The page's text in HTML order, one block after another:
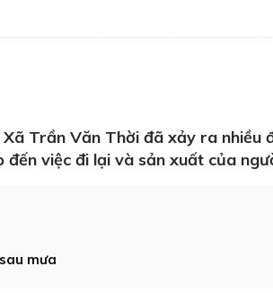
Trần Văn Thời đã xảy ra nhiều
việc đi lại và sản xuất của
mưa